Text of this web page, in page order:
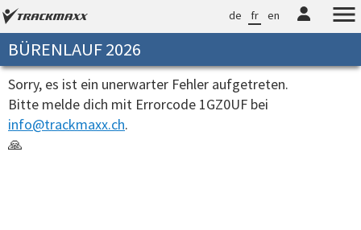
de fr en
BÜRENLAUF 2026
Sorry, es ist ein unerwarter Fehler aufgetreten.
Bitte melde dich mit Errorcode 1GZ0UF bei
info@trackmaxx.ch.
🙏